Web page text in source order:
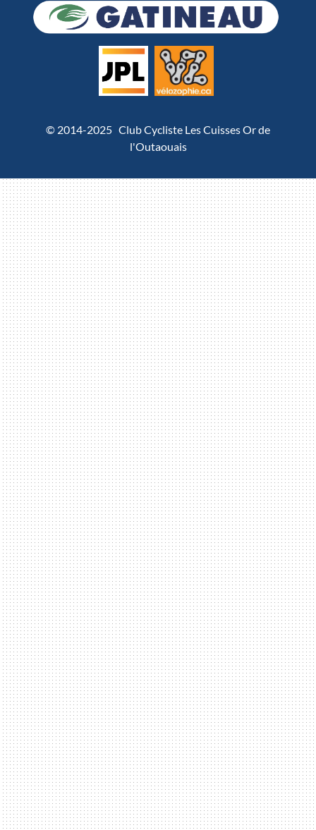
© 2014-2025 Club Cycliste Les Cuisses Or de
l'Outaouais